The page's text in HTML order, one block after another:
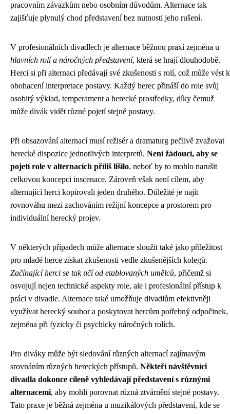
pracovním závazkům nebo osobním důvodům. Alternace tak
zajišťuje plynulý chod představení bez nutnosti jeho rušení.
V profesionálních divadlech je alternace běžnou praxí zejména u
hlavních rolí a náročných představení, která se hrají dlouhodobě.
Herci si při alternaci předávají své zkušenosti s rolí, což může vést k
obohacení interpretace postavy. Každý herec přináší do role svůj
osobitý výklad, temperament a herecké prostředky, díky čemuž
může divák vidět různé pojetí stejné postavy.
Při obsazování alternací musí režisér a dramaturg pečlivě zvažovat
herecké dispozice jednotlivých interpretů. Není žádoucí, aby se
pojetí role v alternacích příliš lišilo, neboť by to mohlo narušit
celkovou koncepci inscenace. Zároveň však není cílem, aby
alternující herci kopírovali jeden druhého. Důležité je najít
rovnováhu mezi zachováním režijní koncepce a prostorem pro
individuální herecký projev.
V některých případech může alternace sloužit také jako příležitost
pro mladé herce získat zkušenosti vedle zkušenějších kolegů.
Začínající herci se tak učí od etablovaných umělců, přičemž si
osvojují nejen technické aspekty role, ale i profesionální přístup k
práci v divadle. Alternace také umožňuje divadlům efektivněji
využívat herecký soubor a poskytovat hercům potřebný odpočinek,
zejména při fyzicky či psychicky náročných rolích.
Pro diváky může být sledování různých alternací zajímavým
srovnáním různých hereckých přístupů. Někteří návštěvníci
divadla dokonce cíleně vyhledávají představení s různými
alternacemi, aby mohli porovnat různá ztvárnění stejné postavy.
Tato praxe je běžná zejména u muzikálových představení, kde se